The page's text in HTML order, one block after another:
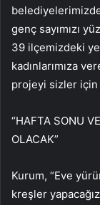
belediyelerimizde
genç sayımızı
39 ilçemizdeki
kadınlarımıza
projeyi sizler için
“HAFTA SONU
OLACAK”
Kurum, “Eve
kreşler